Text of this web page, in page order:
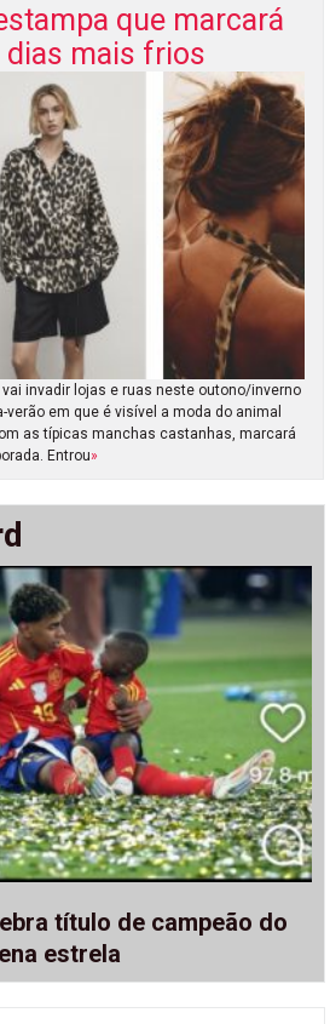
que marcará
mais frios
invadir lojas e ruas neste outono/inverno
em que é visível a moda do animal
as típicas manchas castanhas, marcará
Entrou»
título de campeão do
estrela